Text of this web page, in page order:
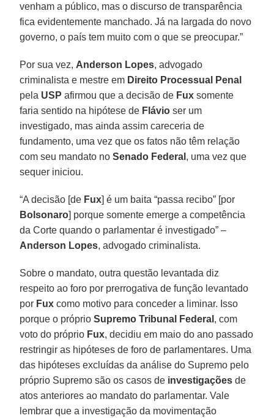
venham a público, mas o discurso de transparência
fica evidentemente manchado. Já na largada do novo
governo, o país tem muito com o que se preocupar.”
Por sua vez, Anderson Lopes, advogado
criminalista e mestre em Direito Processual Penal
pela USP afirmou que a decisão de Fux somente
faria sentido na hipótese de Flávio ser um
investigado, mas ainda assim careceria de
fundamento, uma vez que os fatos não têm relação
com seu mandato noSenado Federal , uma vez que
sequer iniciou.
“A decisão [de Fux] é um baita “passa recibo” [por
Bolsonaro] porque somente emerge a competência
da Corte quando o parlamentar é investigado” –
Anderson Lopes, advogado criminalista.
Sobre o mandato, outra questão levantada diz
respeito ao foro por prerrogativa de função levantado
por Fux como motivo para conceder a liminar. Isso
porque o próprioSupremo Tribunal Federal , com
voto do próprio Fux, decidiu em maio do ano passado
restringir as hipóteses de foro de parlamentares. Uma
das hipóteses excluídas da análise do Supremo pelo
próprio Supremo são os casos de investigaçõesde
atos anteriores ao mandato do parlamentar. Vale
lembrar que a investigação da movimentação